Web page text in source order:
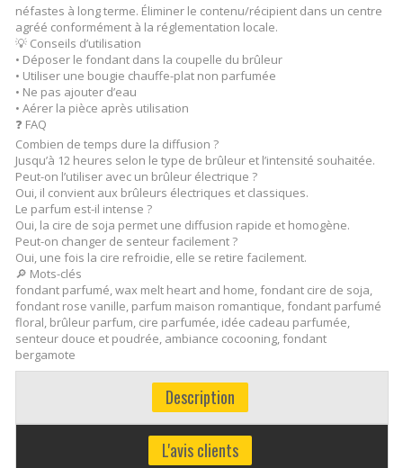
néfastes à long terme. Éliminer le contenu/récipient dans un centre
agréé conformément à la réglementation locale.
💡 Conseils d’utilisation
• Déposer le fondant dans la coupelle du brûleur
• Utiliser une bougie chauffe-plat non parfumée
• Ne pas ajouter d’eau
• Aérer la pièce après utilisation
❓ FAQ
Combien de temps dure la diffusion ?
Jusqu’à 12 heures selon le type de brûleur et l’intensité souhaitée.
Peut-on l’utiliser avec un brûleur électrique ?
Oui, il convient aux brûleurs électriques et classiques.
Le parfum est-il intense ?
Oui, la cire de soja permet une diffusion rapide et homogène.
Peut-on changer de senteur facilement ?
Oui, une fois la cire refroidie, elle se retire facilement.
🔎 Mots-clés
fondant parfumé, wax melt heart and home, fondant cire de soja,
fondant rose vanille, parfum maison romantique, fondant parfumé
floral, brûleur parfum, cire parfumée, idée cadeau parfumée,
senteur douce et poudrée, ambiance cocooning, fondant
bergamote
Description
L'avis clients